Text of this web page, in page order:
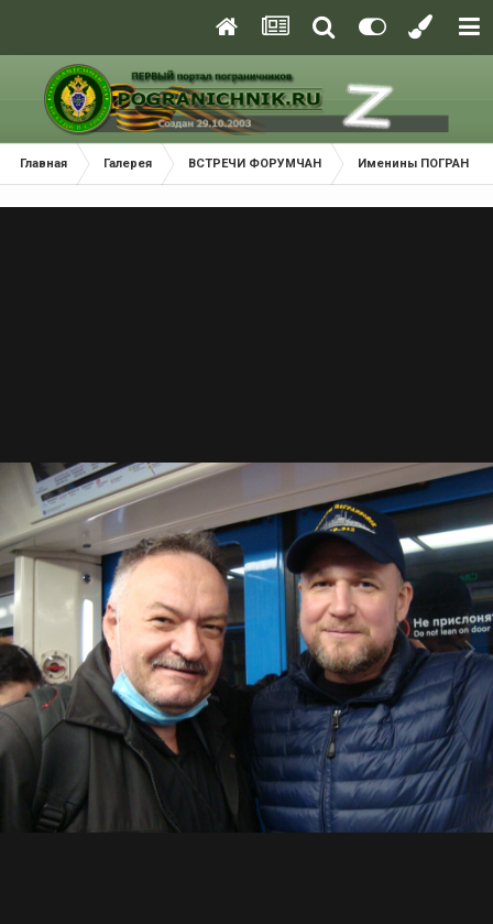
Главная Галерея ВСТРЕЧИ ФОРУМЧАН Именины